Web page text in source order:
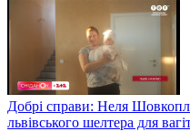
Добрі справи: Неля
львівського шелтера для